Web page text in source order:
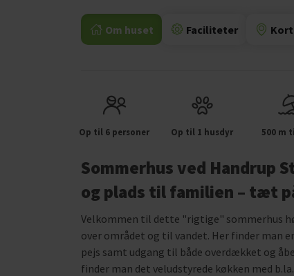
Om huset Faciliteter Kort
Op til 6 personer Op til 1 husdyr 500 m
Sommerhus ved Handrup
og plads til familien – tæt
Velkommen til dette "rigtige" sommerhus
over området og til vandet. Her finder man
pejs samt udgang til både overdækket og
finder man det veludstyrede køkken med